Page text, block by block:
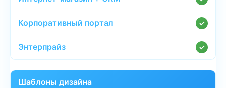
✓
✓
Шаблоны дизайна